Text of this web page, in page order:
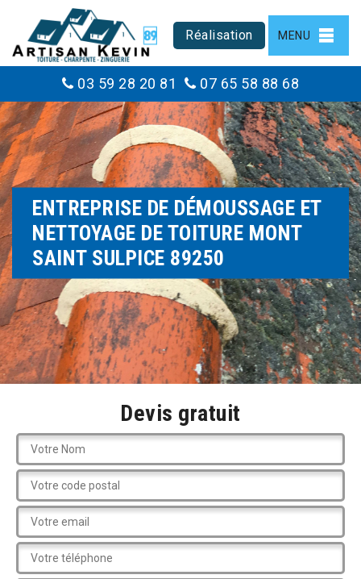
Réalisation MENU
03 59 28 20 81 07 65 58 88 68
ENTREPRISE DE DÉMOUSSAGE ET
NETTOYAGE DE TOITURE MONT
SAINT SULPICE 89250
Devis gratuit